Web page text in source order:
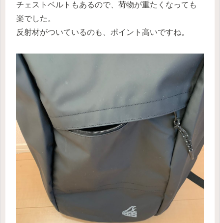
チェストベルトもあるので、荷物が重たくなっても
楽でした。
反射材がついているのも、ポイント高いですね。